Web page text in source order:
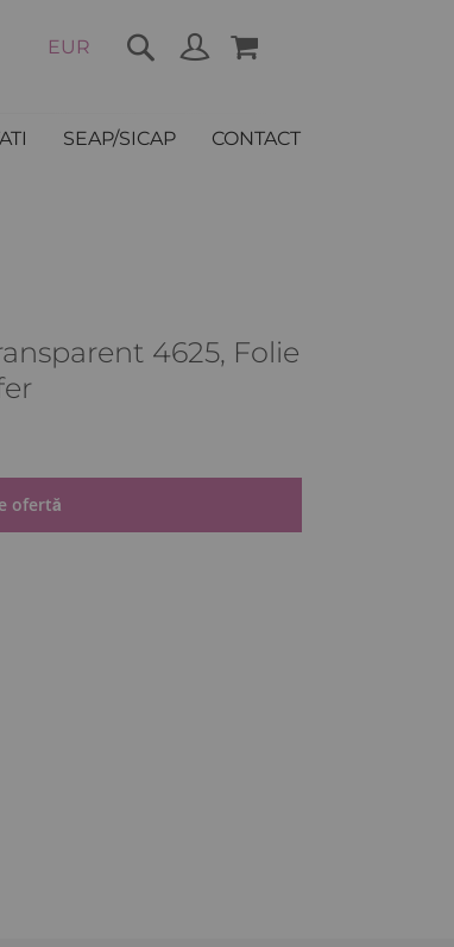
COȘUL MEU
EUR
SEAP/SICAP CONTACT
4625, Folie
ofertă